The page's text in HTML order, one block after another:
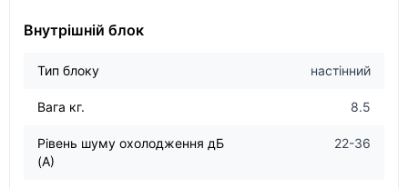
Внутрішній блок
Тип блоку настінний
Вага кг. 8.5
Рівень шуму охолодження дБ
(А)
22-36